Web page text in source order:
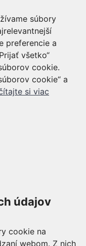
súbory
preferencie a
všetko“
cookie.
cookie“ a
si viac
údajov
cookie na
webom. Z nich